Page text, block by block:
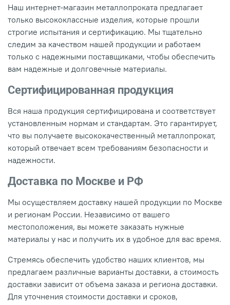
Наш интернет-магазин металлопроката предлагает
только высококлассные изделия, которые прошли
строгие испытания и сертификацию. Мы тщательно
следим за качеством нашей продукции и работаем
только с надежными поставщиками, чтобы обеспечить
вам надежные и долговечные материалы.
Сертифицированная продукция
Вся наша продукция сертифицирована и соответствует
установленным нормам и стандартам. Это гарантирует,
что вы получаете высококачественный металлопрокат,
который отвечает всем требованиям безопасности и
надежности.
Доставка по Москве и РФ
Мы осуществляем доставку нашей продукции по Москве
и регионам России. Независимо от вашего
местоположения, вы можете заказать нужные
материалы у нас и получить их в удобное для вас время.
Стремясь обеспечить удобство наших клиентов, мы
предлагаем различные варианты доставки, а стоимость
доставки зависит от объема заказа и региона доставки.
Для уточнения стоимости доставки и сроков,